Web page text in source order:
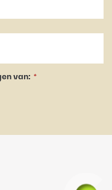
van: *